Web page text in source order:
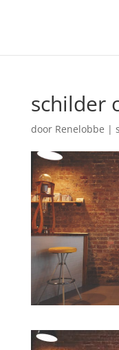
schilder
door Renelobbe |